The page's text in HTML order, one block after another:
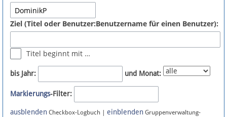
Fehler melden
Newsletter
Bluesky
Facebook
Ziel (Titel oder Benutzer:Benutzername für einen Benutzer):
Titel beginnt mit …
bis Jahr: und Monat:
Markierungs-Filter:
ausblenden Checkbox-Logbuch | einblenden Gruppenverwaltung-